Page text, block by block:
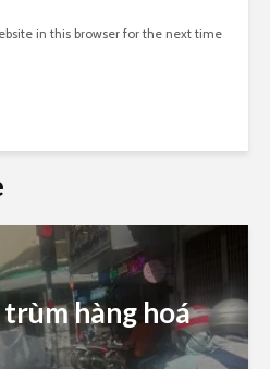
in this browser for the next time
hàng hoá